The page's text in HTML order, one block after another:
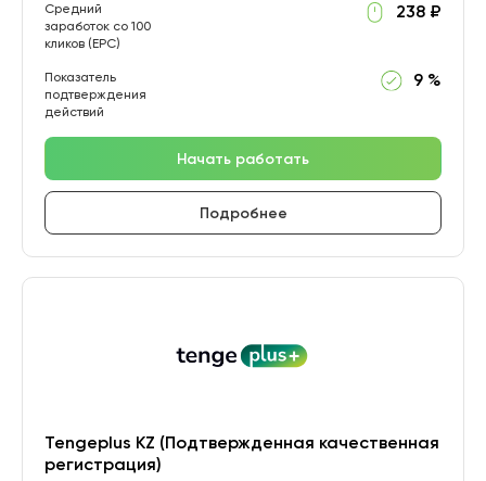
Средний
заработок со 100
кликов (EPC)
238 ₽
Показатель
подтверждения
действий
9 %
Начать работать
Подробнее
Tengeplus KZ (Подтвержденная качественная
регистрация)